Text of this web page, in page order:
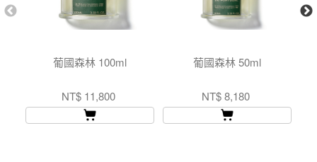
葡國森林 100ml
NT$ 11,800
葡國森林 50ml
NT$ 8,180